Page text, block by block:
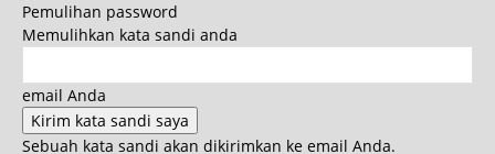
Pemulihan password
Memulihkan kata sandi anda
email Anda
Sebuah kata sandi akan dikirimkan ke email Anda.